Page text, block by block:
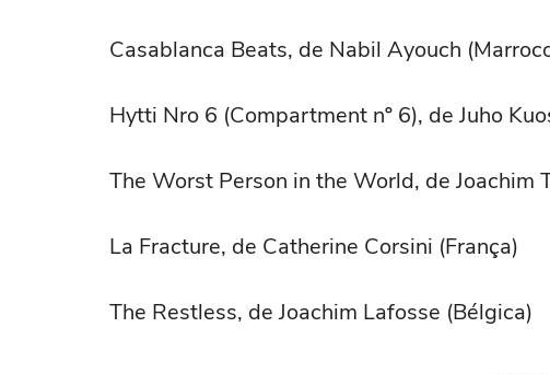
Casablanca Beats, de Nabil Ayouch
Hytti Nro 6 (Compartment nº 6), de Juho
The Worst Person in the World, de Joachim
La Fracture, de Catherine Corsini (França)
The Restless, de Joachim Lafosse (Bélgica)